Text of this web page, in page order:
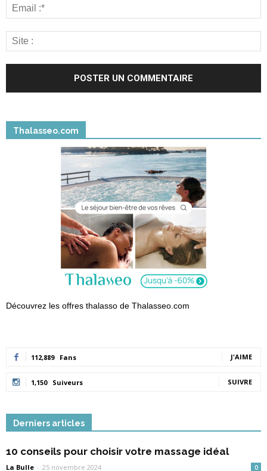
Thalasseo.com
Découvrez les offres thalasso de Thalasseo.com
112,889 Fans J'AIME
1,150 Suiveurs SUIVRE
Derniers articles
10 conseils pour choisir votre massage idéal
La Bulle - 25 novembre 2024 0